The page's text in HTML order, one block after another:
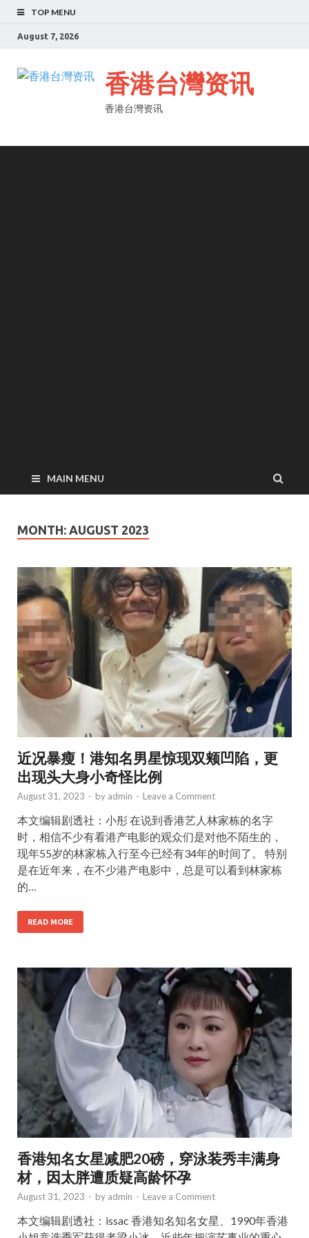
TOP MENU
August 7, 2026
香港台灣资讯
香港台灣资讯
MAIN MENU
MONTH: AUGUST 2023
近况暴瘦！港知名男星惊现双颊凹陷，更
出现头大身小奇怪比例
August 31, 2023 - by admin - Leave a Comment
本文编辑剧透社：小彤 在说到香港艺人林家栋的名字
时，相信不少有看港产电影的观众们是对他不陌生的，
现年55岁的林家栋入行至今已经有34年的时间了。 特别
是在近年来，在不少港产电影中，总是可以看到林家栋
的…
READ MORE
香港知名女星减肥20磅，穿泳装秀丰满身
材，因太胖遭质疑高龄怀孕
August 31, 2023 - by admin - Leave a Comment
本文编辑剧透社：issac 香港知名知名女星、1990年香港